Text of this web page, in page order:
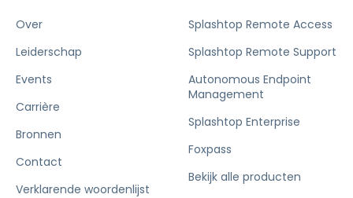
Over
Leiderschap
Events
Carrière
Bronnen
Contact
Verklarende woordenlijst
Splashtop Remote Access
Splashtop Remote Support
Autonomous Endpoint
Management
Splashtop Enterprise
Foxpass
Bekijk alle producten